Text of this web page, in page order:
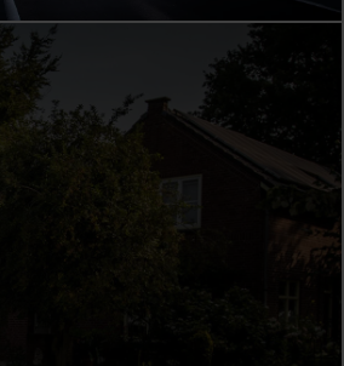
som den første trampolin til
Børn kan lege sikkert og uden
kan stole på en robust
mange år. Favorit er designet til
vedligeholdelsesvenlig og
Takket være det